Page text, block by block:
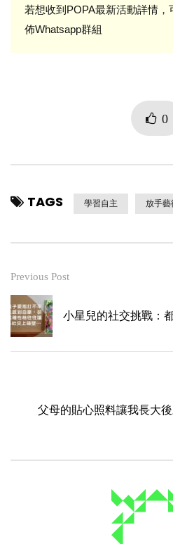
若想收到POPA最新活動詳情，
佈Whatsapp群組
0
TAGS 學習自主 放手藝
Previous Post
小星兒的社交挑戰：
父母的貼心照料讓我長大